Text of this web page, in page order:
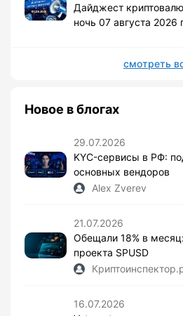
Дайджест
ночь 07 августа 2026
смотреть
Новое в блогах
29.07.2026
KYC-сервисы в РФ:
основных вендоров
Alex Zverev
21.07.2026
Обещали 18% в
проекта SPUSD
16.07.2026